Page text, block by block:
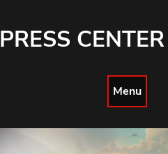
PRESS CENTER
Menu